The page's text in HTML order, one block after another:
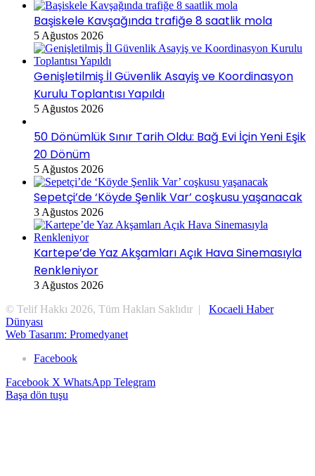
Başiskele Kavşağında trafiğe 8 saatlik mola
5 Ağustos 2026
Genişletilmiş İl Güvenlik Asayiş ve Koordinasyon
Kurulu Toplantısı Yapıldı
5 Ağustos 2026
50 Dönümlük Sınır Tarih Oldu: Bağ Evi İçin Yeni Eşik
20 Dönüm
5 Ağustos 2026
Sepetçi’de ‘Köyde Şenlik Var’ coşkusu yaşanacak
3 Ağustos 2026
Kartepe’de Yaz Akşamları Açık Hava Sinemasıyla
Renkleniyor
3 Ağustos 2026
© Telif Hakkı 2026, Tüm Hakları Saklıdır | Kocaeli Haber
Dünyası
Web Tasarım: Promedyanet
Facebook
Facebook X WhatsApp Telegram
Başa dön tuşu